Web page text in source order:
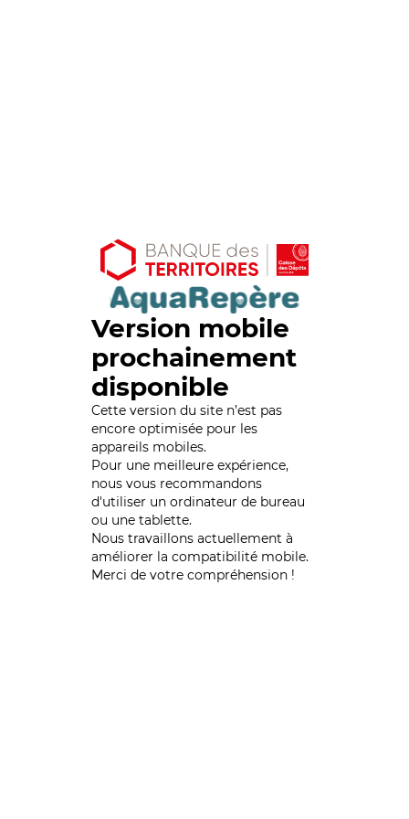
Version mobile
prochainement
disponible
Cette version du site n’est pas
encore optimisée pour les
appareils mobiles.
Pour une meilleure expérience,
nous vous recommandons
d'utiliser un ordinateur de bureau
ou une tablette.
Nous travaillons actuellement à
améliorer la compatibilité mobile.
Merci de votre compréhension !